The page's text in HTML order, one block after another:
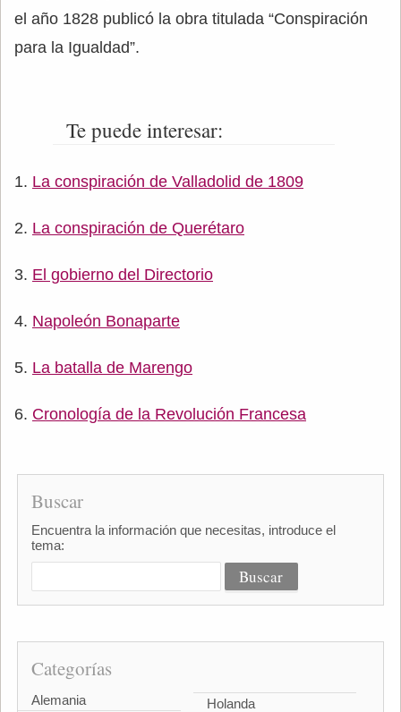
el año 1828 publicó la obra titulada “Conspiración
para la Igualdad”.
Te puede interesar:
La conspiración de Valladolid de 1809
La conspiración de Querétaro
El gobierno del Directorio
Napoleón Bonaparte
La batalla de Marengo
Cronología de la Revolución Francesa
Buscar
Encuentra la información que necesitas, introduce el
tema:
Categorías
Alemania
Holanda